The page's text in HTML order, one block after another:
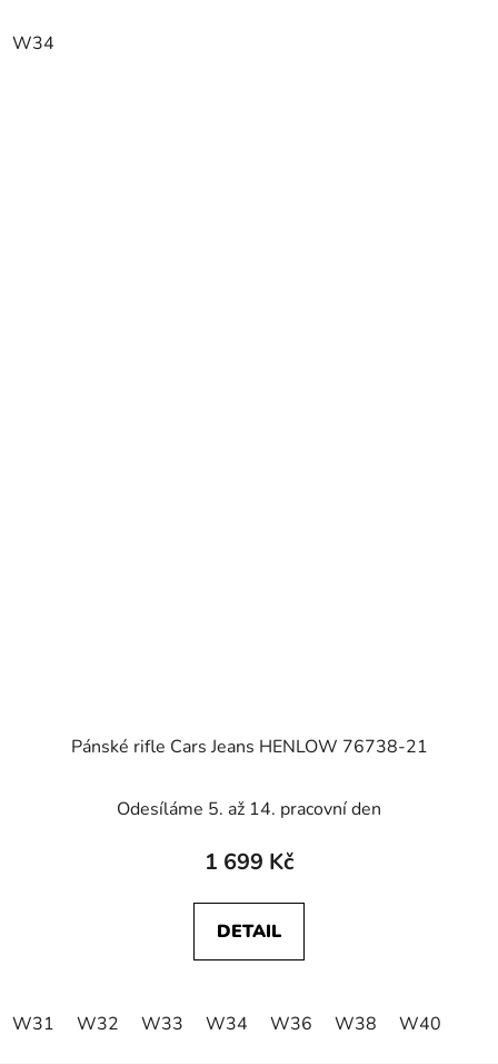
W34
Pánské rifle Cars Jeans HENLOW 76738-21
Odesíláme 5. až 14. pracovní den
1 699 Kč
DETAIL
W31 W32 W33 W34 W36 W38 W40